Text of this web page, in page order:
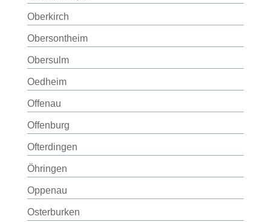
Oberkirch
Obersontheim
Obersulm
Oedheim
Offenau
Offenburg
Ofterdingen
Öhringen
Oppenau
Osterburken